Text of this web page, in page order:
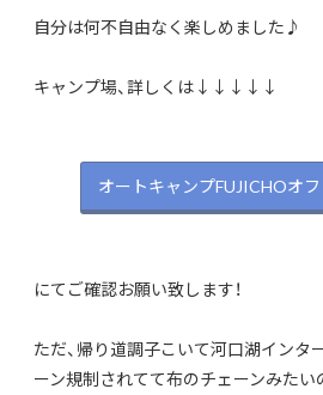
自分は何不自由なく楽しめました♪
キャンプ場、詳しくは↓↓↓↓↓
オートキャンプFUJICHOオ
にてご確認お願い致します！
ただ、帰り道調子こいて河口湖インタ
ーン規制されてて布のチェーンみた